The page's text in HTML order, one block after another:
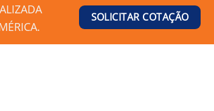
SOLICITAR COTAÇÃO